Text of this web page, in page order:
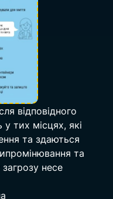
відповідного
у тих місцях, які
та здаються
та
загрозу несе